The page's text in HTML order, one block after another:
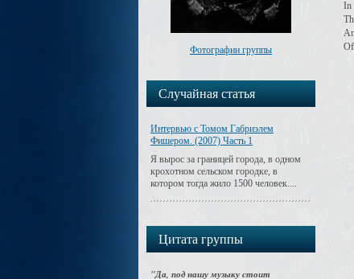
Фотографии группы
Случайная статья
Интервью с Томом Габриэлем
Фишером. (2007) Часть 1
Я вырос за границей города, в одном
крохотном сельском городке, в
котором тогда жило 1500 человек....
Цитата группы
"Да, под нашу музыку стоит
In